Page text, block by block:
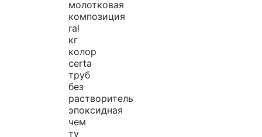
молотковая
композиция
ral
кг
колор
certa
труб
без
растворитель
эпоксидная
чем
ту